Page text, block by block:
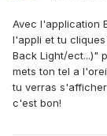
Avec l'application
l'appli et tu cliques
Back Light/ect...)"
mets ton tel a
tu verras
c'est bon!